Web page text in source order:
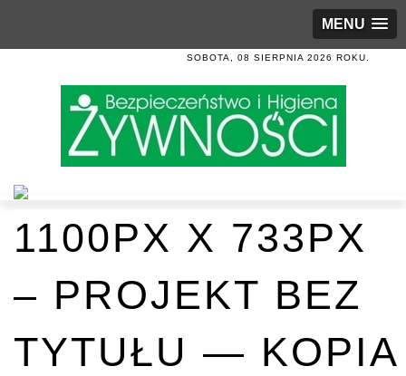
MENU
SOBOTA, 08 SIERPNIA 2026 ROKU.
1100PX X 733PX
– PROJEKT BEZ
TYTUŁU — KOPIA